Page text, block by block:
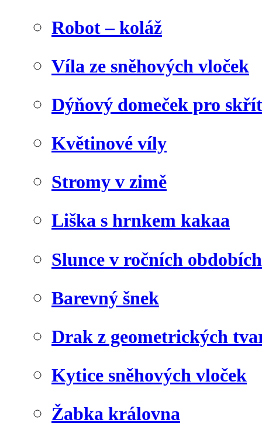
Robot – koláž
Víla ze sněhových vloček
Dýňový domeček pro
Květinové víly
Stromy v zimě
Liška s hrnkem kakaa
Slunce v ročních obdobích
Barevný šnek
Drak z geometrických
Kytice sněhových vloček
Žabka královna